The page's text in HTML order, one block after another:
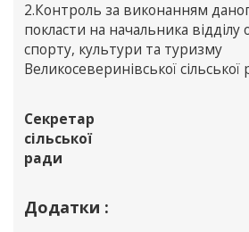
2.Контроль за виконанням
покласти на начальника відділу
спорту, культури та туризму
Великосеверинівської
Секретар
сільської
ради
Додатки :